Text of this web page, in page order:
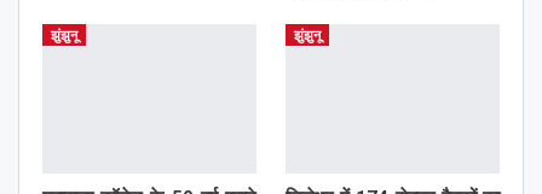
झुंझुनू झुंझुनू